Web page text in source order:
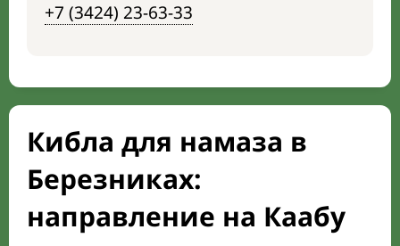
+7 (3424) 23-63-33
Кибла для намаза в
Березниках:
направление на Каабу